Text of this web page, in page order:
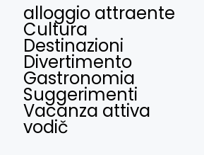
alloggio attraente
Cultura
Destinazioni
Divertimento
Gastronomia
Suggerimenti
Vacanza attiva
vodič